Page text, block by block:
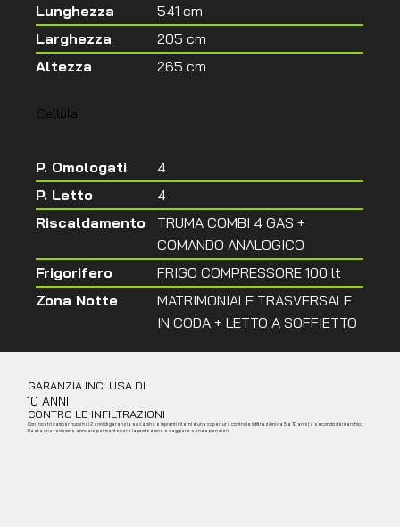
Lunghezza
541 cm
Larghezza
205 cm
Altezza
265 cm
Cellula
P. Omologati
4
P. Letto
4
Riscaldamento
TRUMA COMBI 4 GAS +
COMANDO ANALOGICO
Frigorifero
FRIGO COMPRESSORE 100 lt
Zona Notte
MATRIMONIALE TRASVERSALE
IN CODA + LETTO A SOFFIETTO
GARANZIA INCLUSA DI
10 ANNI
CONTRO LE INFILTRAZIONI
Con i nostri camper nuovi hai 2 anni di garanzia su cabina e impianti interni e una copertura contro le infiltrazioni da 5 a 10 anni (a secondo del marchio).
Basta una revisione annuale per mantenere la protezione e viaggiare senza pensieri.